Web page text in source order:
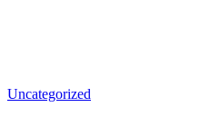
Uncategorized